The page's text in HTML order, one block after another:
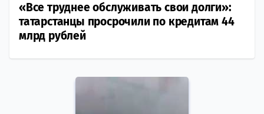
«Все труднее обслуживать свои долги»:
татарстанцы просрочили по кредитам 44
млрд рублей